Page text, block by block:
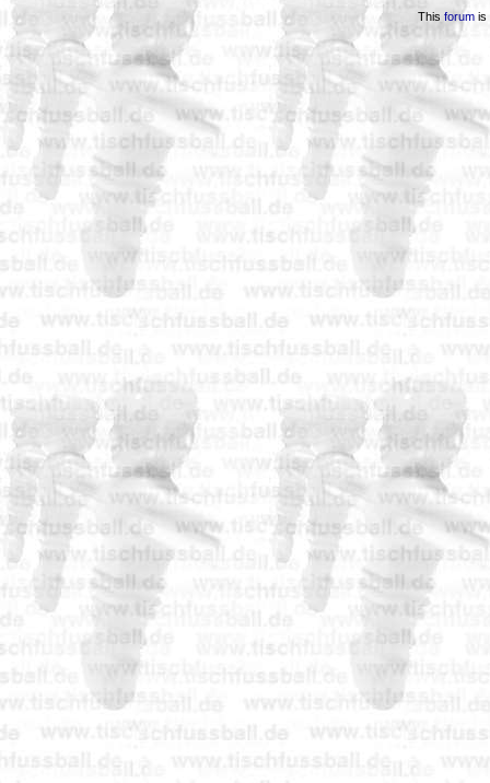
This forumis